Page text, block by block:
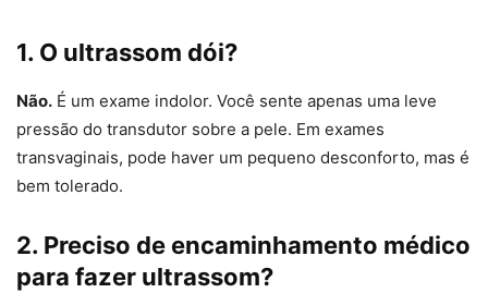
1. O ultrassom dói?
Não. É um exame indolor. Você sente apenas uma leve
pressão do transdutor sobre a pele. Em exames
transvaginais, pode haver um pequeno desconforto, mas é
bem tolerado.
2. Preciso de encaminhamento médico
para fazer ultrassom?